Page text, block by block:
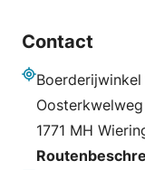
Contact
Oosterkwelweg
1771 MH